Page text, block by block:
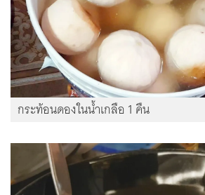
กระท้อนดองในน้ำเกลือ 1 คืน